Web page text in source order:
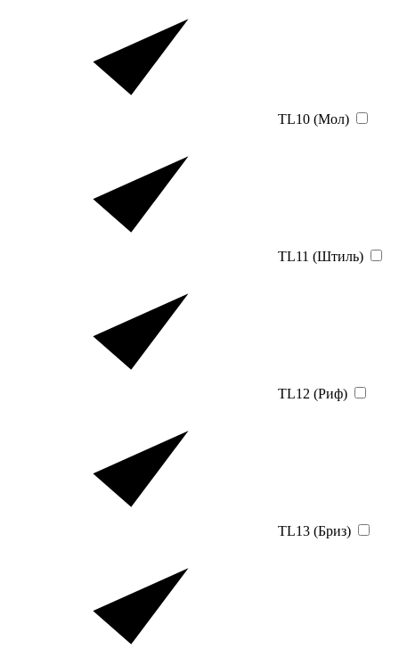
TL10 (Мол)
TL11 (Штиль)
TL12 (Риф)
TL13 (Бриз)